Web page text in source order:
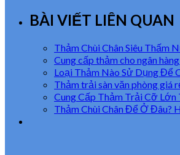
BÀI VIẾT LIÊN QUAN
Thảm Chùi Chân Siêu Thấm
Cung cấp thảm cho ngân
Loại Thảm Nào Sử Dụng Để
Thảm trải sàn văn phòng giá
Cung Cấp Thảm Trải Cỡ
Thảm Chùi Chân Để Ở Đâu?